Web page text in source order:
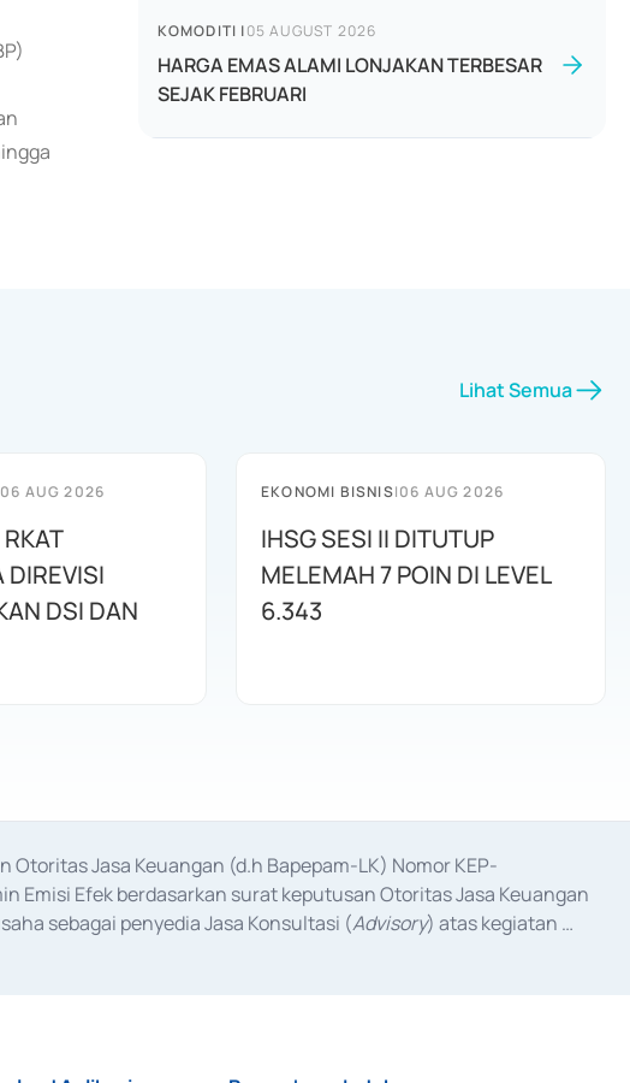
KOMODITI |05 AUGUST 2026
HARGA EMAS ALAMI LONJAKAN TERBESAR
SEJAK FEBRUARI
Lihat Semua
06 AUG 2026
DSI DAN
EKONOMI BISNIS|06 AUG 2026
IHSG SESI II DITUTUP
MELEMAH 7 POIN DI LEVEL
6.343
Jasa Keuangan (d.h Bapepam-LK) Nomor KEP-
Emisi Efek berdasarkan surat keputusan Otoritas Jasa Keuangan
sebagai penyedia Jasa Konsultasi (Advisory) atas kegiatan